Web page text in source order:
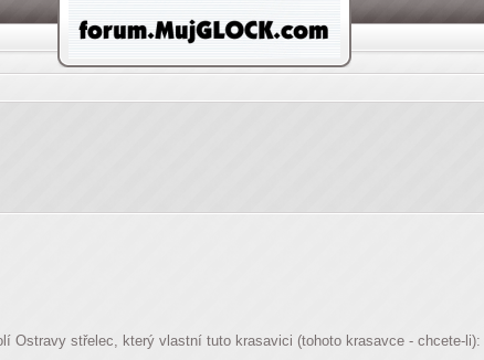
Ostravy střelec, který vlastní tuto krasavici (tohoto krasavce - chcete-li):